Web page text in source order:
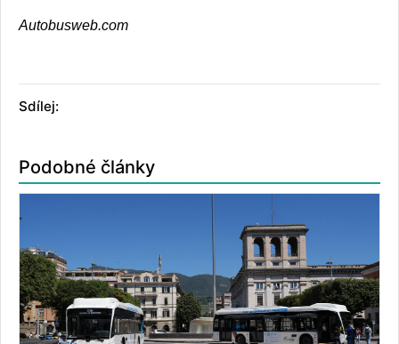
Autobusweb.com
Sdílej:
Podobné články